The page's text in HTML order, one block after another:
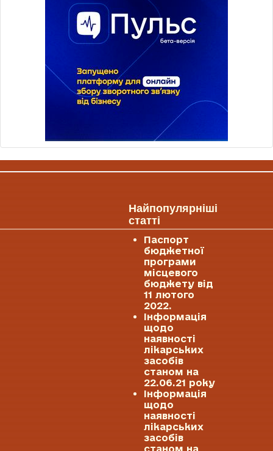
Найпопулярніші
статті
Паспорт
бюджетної
програми
місцевого
бюджету від
11 лютого
2022.
Інформація
щодо
наявності
лікарських
засобів
станом на
22.06.21 року
Інформація
щодо
наявності
лікарських
засобів
станом на